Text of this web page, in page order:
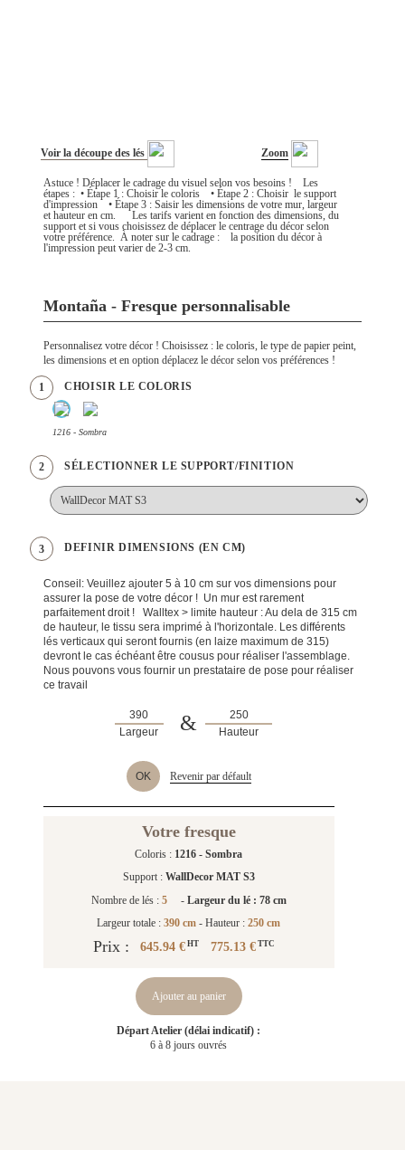
Voir la découpe des lés Zoom
Astuce ! Déplacer le cadrage du visuel selon vos besoins ! Les
étapes : • Étape 1 : Choisir le coloris • Étape 2 : Choisir le support
d'impression • Étape 3 : Saisir les dimensions de votre mur, largeur
et hauteur en cm. Les tarifs varient en fonction des dimensions, du
support et si vous choisissez de déplacer le centrage du décor selon
votre préférence. À noter sur le cadrage : la position du décor à
l'impression peut varier de 2-3 cm.
Montaña - Fresque personnalisable
Personnalisez votre décor ! Choisissez : le coloris, le type de papier peint,
les dimensions et en option déplacez le décor selon vos préférences !
1 CHOISIR LE COLORIS
1216 - Sombra
2 SÉLECTIONNER LE SUPPORT/FINITION
3 DEFINIR DIMENSIONS (EN CM)
Conseil: Veuillez ajouter 5 à 10 cm sur vos dimensions pour
assurer la pose de votre décor ! Un mur est rarement
parfaitement droit ! Walltex > limite hauteur : Au dela de 315 cm
de hauteur, le tissu sera imprimé à l'horizontale. Les différents
lés verticaux qui seront fournis (en laize maximum de 315)
devront le cas échéant être cousus pour réaliser l'assemblage.
Nous pouvons vous fournir un prestataire de pose pour réaliser
ce travail
Largeur & Hauteur
OK Revenir par défault
Votre fresque
Coloris : 1216 - Sombra
Support : WallDecor MAT S3
Nombre de lés : 5 - Largeur du lé : 78 cm
Largeur totale :390 cm - Hauteur :250 cm
Prix : 645.94 € HT 775.13 €TTC
Ajouter au panier
Départ Atelier (délai indicatif) :
6 à 8 jours ouvrés